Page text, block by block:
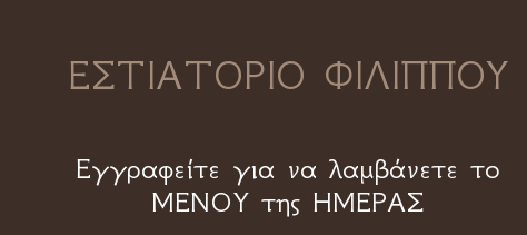
ΕΣΤΙΑΤΟΡΙΟ ΦΙΛΙΠΠΟΥ
Εγγραφείτε για να λαμβάνετε το
ΜΕΝΟΥ της ΗΜΕΡΑΣ